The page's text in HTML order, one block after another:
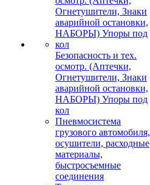
Безопасность и тех.
осмотр. (Аптечки,
Огнетушители, Знаки
аварийной остановки,
НАБОРЫ) Упоры под
кол
Пневмосистема
грузового автомобиля,
осушители, расходные
материалы,
быстросъемные
соединения